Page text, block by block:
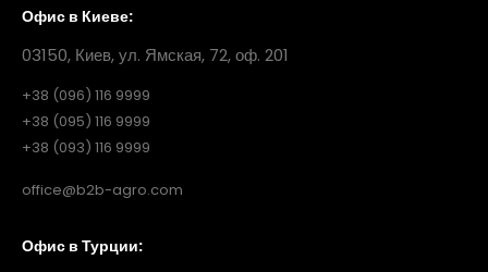
Офис в Киеве:
03150, Киев, ул. Ямская, 72, оф. 201
+38 (096) 116 9999
+38 (095) 116 9999
+38 (093) 116 9999
office@b2b-agro.com
Офис в Турции: